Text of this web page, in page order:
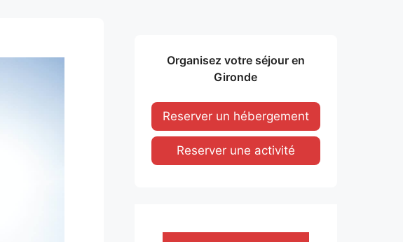
Organisez votre séjour en
Gironde
Reserver un hébergement
Reserver une activité